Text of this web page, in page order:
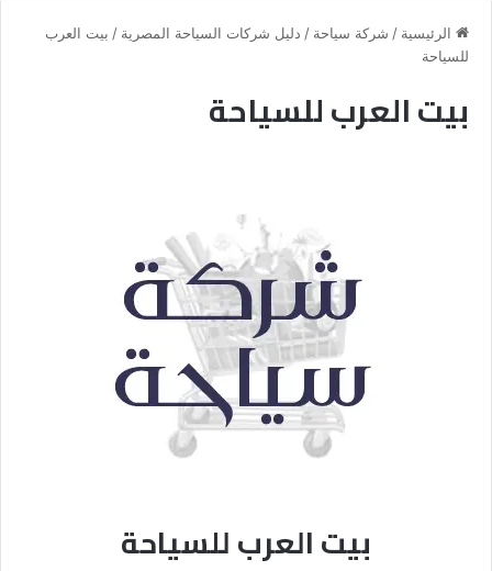
الرئيسية / شركة سياحة / دليل شركات السياحة المصرية / بيت العرب
للسياحة
بيت العرب للسياحة
بيت العرب للسياحة